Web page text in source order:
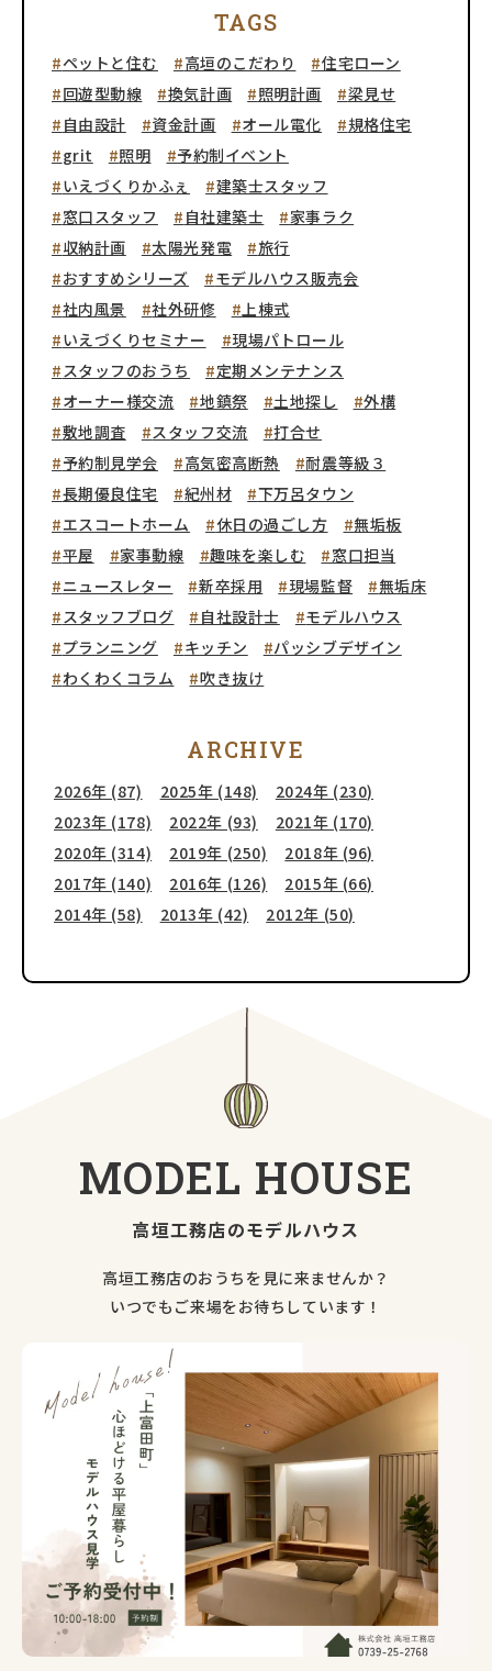
TAGS
ペットと住む 高垣のこだわり
住宅ローン
回遊型動線
換気計画 照明計画
梁見せ
自由設計
資金計画 オール電化
規格住宅
grit
照明
予約制イベント
いえづくりかふぇ
建築士スタッフ
窓口スタッフ
自社建築士
家事ラク
収納計画
太陽光発電
旅行
おすすめシリーズ
モデルハウス販売会
社内風景
社外研修
上棟式
いえづくりセミナー
現場パトロール
スタッフのおうち
定期メンテナンス
オーナー様交流
地鎮祭 土地探し
外構
敷地調査
スタッフ交流
打合せ
予約制見学会
高気密高断熱
耐震等級３
長期優良住宅
紀州材
下万呂タウン
エスコートホーム
休日の過ごし方
無垢板
平屋
家事動線 趣味を楽しむ
窓口担当
ニュースレター
新卒採用 現場監督
無垢床
スタッフブログ
自社設計士
モデルハウス
プランニング
キッチン
パッシブデザイン
わくわくコラム
吹き抜け
ARCHIVE
2026年 (87) 2025年 (148)
2024年 (230)
2023年 (178)
2022年 (93)
2021年 (170)
2020年 (314)
2019年 (250)
2018年 (96)
2017年 (140)
2016年 (126)
2015年 (66)
2014年 (58)
2013年 (42) 2012年 (50)
MODEL HOUSE
高垣工務店のモデルハウス
高垣工務店のおうちを見に来ませんか？
いつでもご来場をお待ちしています！